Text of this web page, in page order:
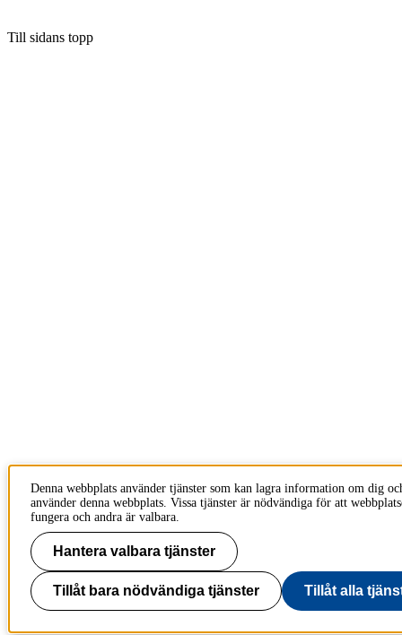
Till sidans topp
Denna webbplats använder tjänster som kan lagra information om dig
använder denna webbplats. Vissa tjänster är nödvändiga för att
fungera och andra är valbara.
Hantera valbara tjänster
Tillåt bara nödvändiga tjänster Tillåt alla